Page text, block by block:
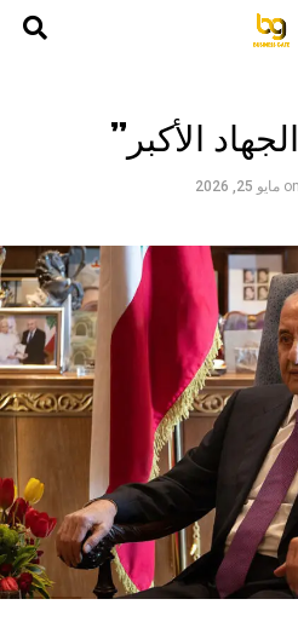
الأكبر”
on مايو 25, 2026